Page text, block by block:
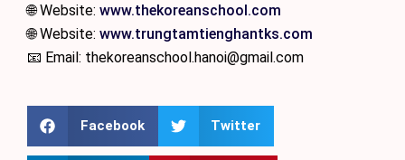
🌐 Website: www.thekoreanschool.com
🌐 Website: www.trungtamtienghantks.com
📧 Email: thekoreanschool.hanoi@gmail.com
Facebook Twitter